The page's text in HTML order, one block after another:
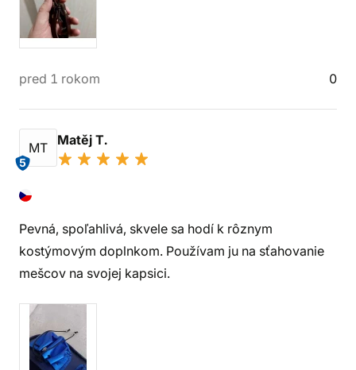
pred 1 rokom 0
MT
5
Matěj T.
Pevná, spoľahlivá, skvele sa hodí k rôznym
kostýmovým doplnkom. Používam ju na sťahovanie
mešcov na svojej kapsici.